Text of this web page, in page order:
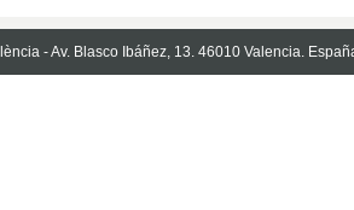
- Av. Blasco Ibáñez, 13. 46010 Valencia.